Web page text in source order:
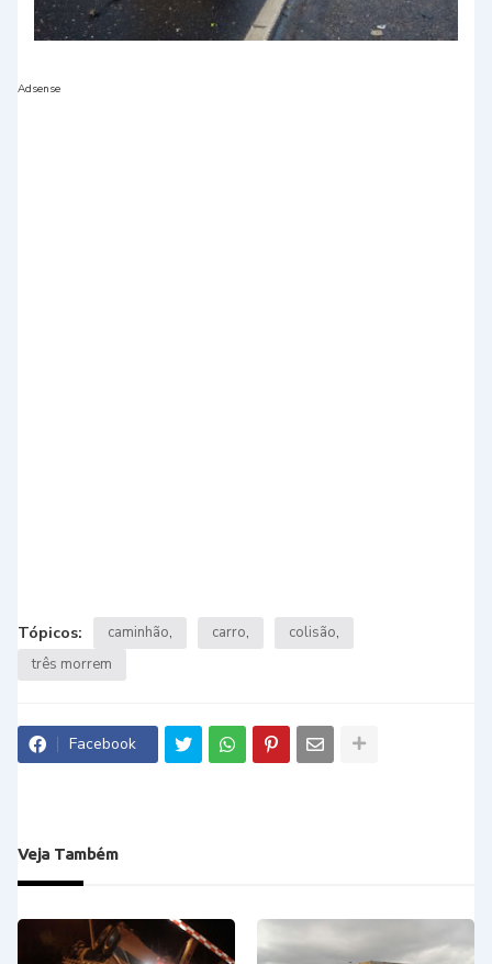
Adsense
Tópicos: caminhão carro
colisão
três morrem
Facebook
Veja Também